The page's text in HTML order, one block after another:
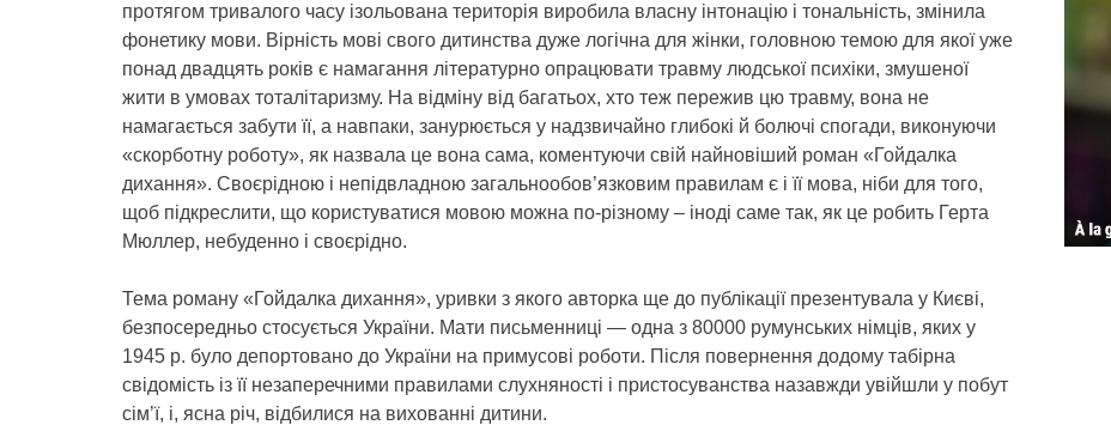
протягом тривалого часу ізольована територія виробила власну інтонацію і тональність, змінила
фонетику мови. Вірність мові свого дитинства дуже логічна для жінки, головною темою для якої уже
понад двадцять років є намагання літературно опрацювати травму людської психіки, змушеної
жити в умовах тоталітаризму. На відміну від багатьох, хто теж пережив цю травму, вона не
намагається забути її, а навпаки, занурюється у надзвичайно глибокі й болючі спогади, виконуючи
«скорботну роботу», як назвала це вона сама, коментуючи свій найновіший роман «Гойдалка
дихання». Своєрідною і непідвладною загальнообов’язковим правилам є і її мова, ніби для того,
щоб підкреслити, що користуватися мовою можна по-різному – іноді саме так, як це робить Герта
Мюллер, небуденно і своєрідно.
Тема роману «Гойдалка дихання», уривки з якого авторка ще до публікації презентувала у Києві,
безпосередньо стосується України. Мати письменниці — одна з 80000 румунських німців, яких у
1945 р. було депортовано до України на примусові роботи. Після повернення додому табірна
свідомість із її незаперечними правилами слухняності і пристосуванства назавжди увійшли у побут
сім’ї, і, ясна річ, відбилися на вихованні дитини.